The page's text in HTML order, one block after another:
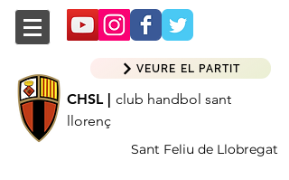
CHSL | club handbol sant
llorenç
Sant Feliu de Llobregat
VEURE EL PARTIT